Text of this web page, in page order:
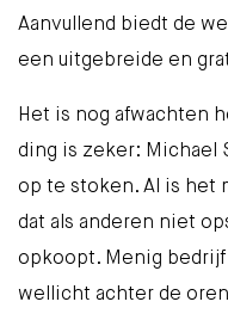
Aanvullend biedt de
een uitgebreide en
Het is nog afwachten
ding is zeker: Michael
op te stoken. Al is het
dat als anderen niet
opkoopt. Menig bedrijf
wellicht achter de